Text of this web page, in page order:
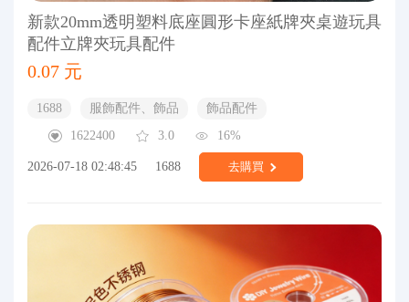
新款20mm透明塑料底座圓形卡座紙牌夾桌遊玩具
配件立牌夾玩具配件
0.07 元
1688 服飾配件、飾品
飾品配件
1622400
3.0 16%
2026-07-18 02:48:45 1688 去購買